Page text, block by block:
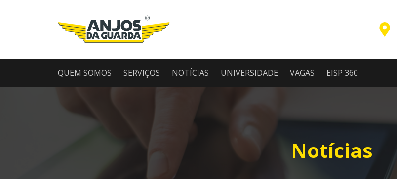
QUEM SOMOS SERVIÇOS NOTÍCIAS UNIVERSIDADE VAGAS EISP 360
Notícias